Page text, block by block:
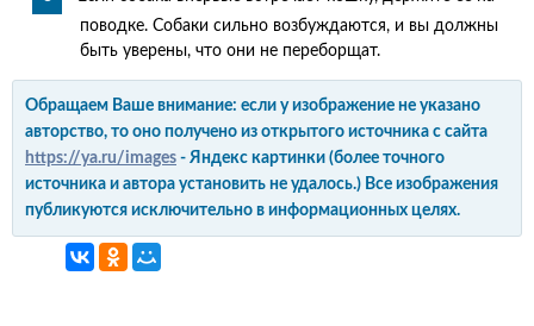
поводке. Собаки сильно возбуждаются, и вы должны
быть уверены, что они не переборщат.
Обращаем Ваше внимание: если у изображение не указано
авторство, то оно получено из открытого источника с сайта
https://ya.ru/images - Яндекс картинки (более точного
источника и автора установить не удалось.) Все изображения
публикуются исключительно в информационных целях.